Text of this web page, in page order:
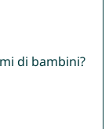
di bambini?